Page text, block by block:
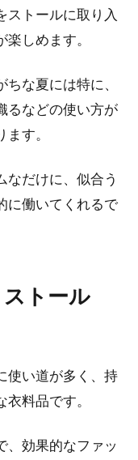
ストールに取り入
しめます。
な夏には特に、
るなどの使い方が
す。
なだけに、似合う
に働いてくれるで
トール
使い道が多く、持
料品です。
、効果的なファッ